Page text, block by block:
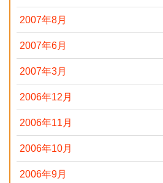
2007年8月
2007年6月
2007年3月
2006年12月
2006年11月
2006年10月
2006年9月